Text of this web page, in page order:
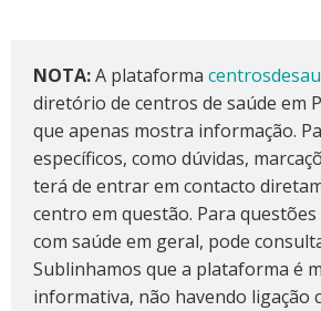
NOTA:A plataforma
diretório de centros de saúde em
que apenas mostra informação.
específicos, como dúvidas,
terá de entrar em contacto
centro em questão. Para
com saúde em geral, pode
Sublinhamos que a plataforma é
informativa, não havendo ligação